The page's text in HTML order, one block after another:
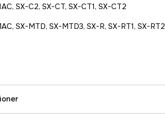
SX-C2, SX-CT, SX-CT1, SX-CT2
SX-MTD, SX-MTD3, SX-R, SX-RT1, SX-RT2